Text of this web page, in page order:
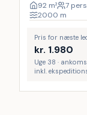
92 m² 7
2000 m
Pris for næste
kr. 1.980
Uge 38 ·
inkl.